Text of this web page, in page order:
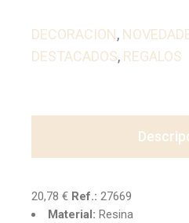
DECORACION,
DESTACADOS, REGALOS
20,78 € Ref.: 27669
Material: Resina